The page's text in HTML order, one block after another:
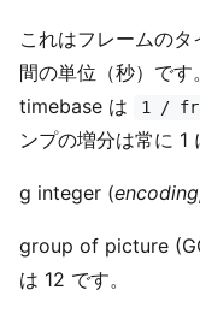
これはフレームの
間の単位（秒）です
timebase は
1 /
ンプの増分は常に 1
g integer (
group of picture
は 12 です。